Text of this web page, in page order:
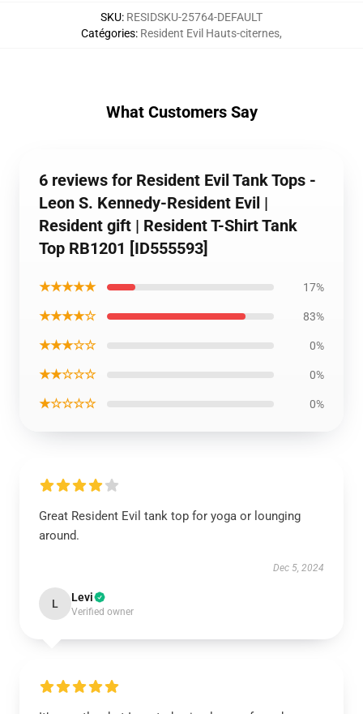
SKU: RESIDSKU-25764-DEFAULT
Catégories: Resident Evil Hauts-citernes,
What Customers Say
6 reviews for Resident Evil Tank Tops -
Leon S. Kennedy-Resident Evil |
Resident gift | Resident T-Shirt Tank
Top RB1201 [ID555593]
★★★★★ 17%
★★★★☆ 83%
★★★☆☆ 0%
★★☆☆☆ 0%
★☆☆☆☆ 0%
Great Resident Evil tank top for yoga or lounging
around.
Dec 5, 2024
L Levi
Verified owner